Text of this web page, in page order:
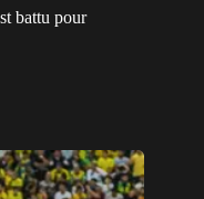
battu pour